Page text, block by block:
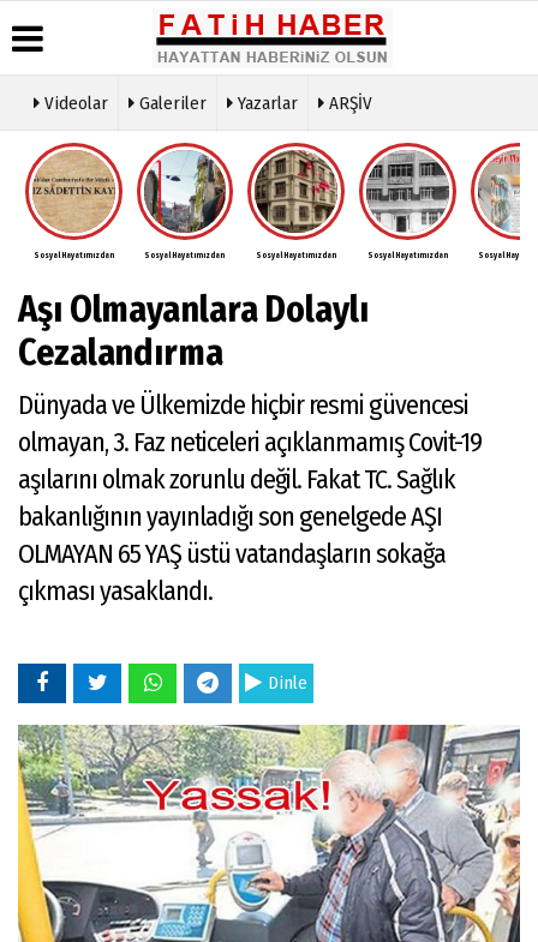
Haber
Arşivi
Günün
Haberleri
Biyografiler
Köşe
Yazarları
Video
Galeri
Foto
Künye
İletişim
Çerez
Politikası
Videolar Galeriler Yazarlar ARŞİV
Sosyal Hayatımızdan Sosyal Hayatımızdan Sosyal Hayatımızdan Sosyal Hayatımızdan Sosyal
Aşı Olmayanlara Dolaylı
Cezalandırma
Dünyada ve Ülkemizde hiçbir resmi güvencesi
olmayan, 3. Faz neticeleri açıklanmamış Covit-19
aşılarını olmak zorunlu değil. Fakat TC. Sağlık
bakanlığının yayınladığı son genelgede AŞI
OLMAYAN 65 YAŞ üstü vatandaşların sokağa
çıkması yasaklandı.
Dinle